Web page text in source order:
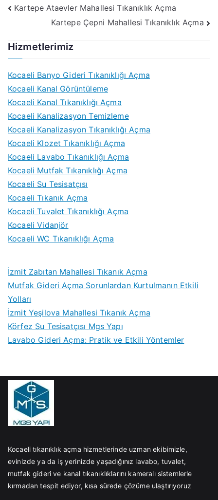
Yazı
gezinmesi
Kartepe Ataevler Mahallesi Tıkanıklık Açma
Kartepe Çepni Mahallesi Tıkanıklık Açma
Hizmetlerimiz
Kocaeli Banyo Gideri Tıkanıklığı Açma
Kocaeli Kanal Görüntüleme
Kocaeli Kanal Tıkanıklığı Açma
Kocaeli Kanalizasyon Temizleme
Kocaeli Kanalizasyon Tıkanıklığı Açma
Kocaeli Klozet Tıkanıklığı Açma
Kocaeli Lavabo Tıkanıklığı Açma
Kocaeli Mutfak Tıkanıklığı Açma
Kocaeli Su Tesisatçısı
Kocaeli Tıkanık Açma
Kocaeli Tuvalet Tıkanıklığı Açma
Kocaeli Vidanjör
Kocaeli WC Tıkanıklığı Açma
İzmit Zabıtan Mahallesi Tıkanık Açma
Mutfak Gideri Açma Sorunlardan Kurtulmanın Etkili
Yolları
İzmit Yeşilova Mahallesi Tıkanık Açma
Körfez Su Tesisatçısı Mgs Yapı
Lavabo Gideri Açma: Pratik ve Etkili Yöntemler
Kocaeli tıkanıklık açma hizmetlerinde uzman ekibimizle,
evinizde ya da iş yerinizde yaşadığınız lavabo, tuvalet,
mutfak gideri ve kanal tıkanıklıklarını kameralı sistemlerle
kırmadan tespit ediyor, kısa sürede çözüme ulaştırıyoruz